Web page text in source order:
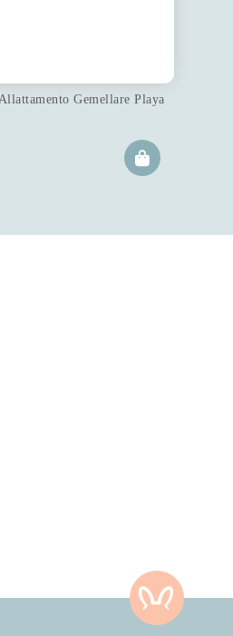
Gemellare Playa